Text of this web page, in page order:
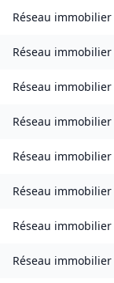
Réseau immobilier
Réseau immobilier
Réseau immobilier
Réseau immobilier
Réseau immobilier
Réseau immobilier
Réseau immobilier
Réseau immobilier